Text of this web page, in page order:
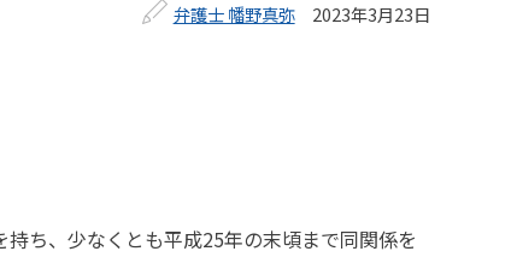
弁護士 幡野真弥 2023年3月23日
ち、少なくとも平成25年の末頃まで同関係を